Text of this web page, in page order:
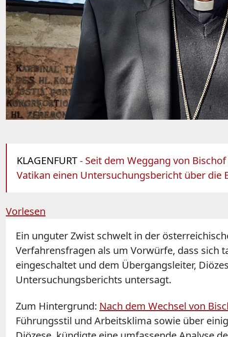
KLAGENFURT- Seit dem Weggang von
Vatikan einen Untersuchungsbericht über
Vorlesen
Ein unguter Zwist schwelt in der
Verfahrensfragen als um Vorwürfe, dass sich
eingeschaltet und dem Übergangsleiter,
Untersuchungsberichts untersagt.
Zum Hintergrund: Nach dem Wechsel von
Führungsstil und Arbeitsklima sowie über